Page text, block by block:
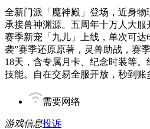
全新门派「魔神殿」登场，近身物
承接兽神渊源。五周年十万人大服
赛季新宠「九儿」上线，单次可达
袭”赛季还原原著，灵兽助战，赛
18天，含专属月卡、纪念时装等
技能。自在交易全服开放，秒到账
需要网络
游戏信息投诉